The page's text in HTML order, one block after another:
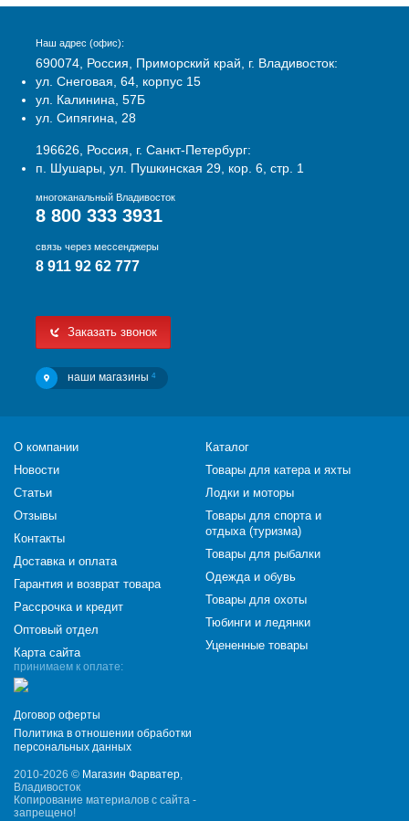
Наш адрес (офис):
690074, Россия, Приморский край, г. Владивосток:
ул. Снеговая, 64, корпус 15
ул. Калинина, 57Б
ул. Сипягина, 28
196626, Россия, г. Санкт-Петербург:
п. Шушары, ул. Пушкинская 29, кор. 6, стр. 1
многоканальный Владивосток
8 800 333 3931
связь через мессенджеры
8 911 92 62 777
Заказать звонок
наши магазины 4
принимаем к оплате:
Договор оферты
Политика в отношении обработки
персональных данных
2010-2026 © Магазин Фарватер,
Владивосток
Копирование материалов с сайта -
запрещено!
О компании
Новости
Статьи
Отзывы
Контакты
Доставка и оплата
Гарантия и возврат товара
Рассрочка и кредит
Оптовый отдел
Карта сайта
Каталог
Товары для катера и яхты
Лодки и моторы
Товары для спорта и
отдыха (туризма)
Товары для рыбалки
Одежда и обувь
Товары для охоты
Тюбинги и ледянки
Уцененные товары